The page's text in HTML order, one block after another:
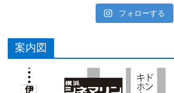
フォローする
案内図